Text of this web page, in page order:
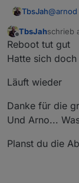
TbsJah@arnod
Offline
TbsJahschrieb
zuletzt
Reboot tut gut
Hatte sich
Läuft wieder
Danke für die
Und Arno...
Planst du die